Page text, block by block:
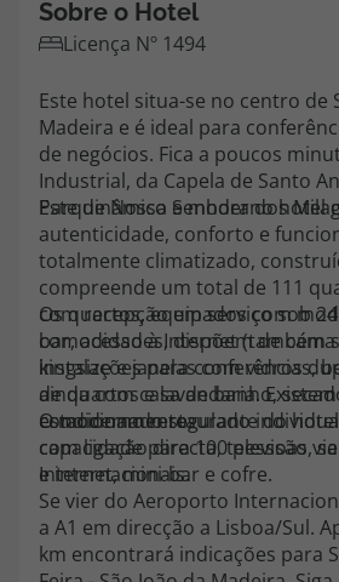
Apoio ao cliente no Estrangeiro
Custo de uma chamada para a rede
A sua agência de viagens Top Atlântico tem a
sempre mais perto de si, para maior
na marcação das suas viagens, tem ainda ao
center a funcionar todos os dias úteis das
das 10:00 às 14:00.
topatlantico@topatlantico.com
Sobre o Hotel
Licença Nº 1494
Este hotel situa-se no centro de
Madeira e é ideal para
de negócios. Fica a poucos
Industrial, da Capela de Santo
Parque Nossa Senhora dos
Este dinâmico e moderno hotel
autenticidade, conforto e
totalmente climatizado,
compreende um total de 111
com recepção em serviço sob
bar, acesso à Internet (também
instalações para conferências,
de quartos e lavandaria.
estacionamento.
Os quartos, equipados com
comodidades, dispõem de
kingsize e janelas com vidros
ainda com casa de banho,
condicionado regulado
com ligação directa, televisão
Internet, mini-bar e cofre.
O moderno restaurante do
capacidade para 100 pessoas,
e internacionais.
Se vier do Aeroporto
a A1 em direcção a Lisboa/Sul.
km encontrará indicações para